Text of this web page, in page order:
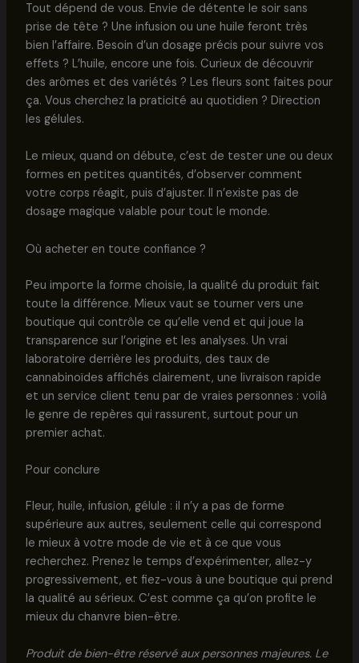
Tout dépend de vous. Envie de détente le soir sans
prise de tête ? Une infusion ou une huile feront très
bien l’affaire. Besoin d’un dosage précis pour suivre vos
effets ? L’huile, encore une fois. Curieux de découvrir
des arômes et des variétés ? Les fleurs sont faites pour
ça. Vous cherchez la praticité au quotidien ? Direction
les gélules.
Le mieux, quand on débute, c’est de tester une ou deux
formes en petites quantités, d’observer comment
votre corps réagit, puis d’ajuster. Il n’existe pas de
dosage magique valable pour tout le monde.
Où acheter en toute confiance ?
Peu importe la forme choisie, la qualité du produit fait
toute la différence. Mieux vaut se tourner vers une
boutique qui contrôle ce qu’elle vend et qui joue la
transparence sur l’origine et les analyses. Un vrai
laboratoire derrière les produits, des taux de
cannabinoïdes affichés clairement, une livraison rapide
et un service client tenu par de vraies personnes : voilà
le genre de repères qui rassurent, surtout pour un
premier achat.
Pour conclure
Fleur, huile, infusion, gélule : il n’y a pas de forme
supérieure aux autres, seulement celle qui correspond
le mieux à votre mode de vie et à ce que vous
recherchez. Prenez le temps d’expérimenter, allez-y
progressivement, et fiez-vous à une boutique qui prend
la qualité au sérieux. C’est comme ça qu’on profite le
mieux du chanvre bien-être.
Produit de bien-être réservé aux personnes majeures. Le